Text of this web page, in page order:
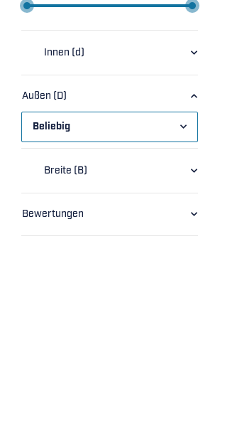
Innen (d)
Außen (D)
Beliebig
Breite (B)
Bewertungen